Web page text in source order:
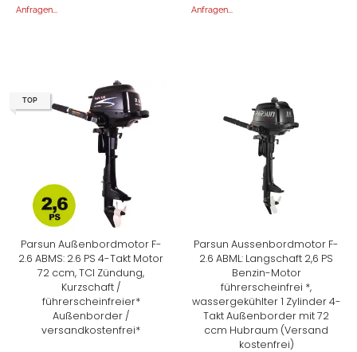
Anfragen...
Anfragen...
TOP
Parsun Außenbordmotor F-
2.6 ABMS: 2.6 PS 4-Takt Motor
72 ccm, TCI Zündung,
Kurzschaft /
führerscheinfreier*
Außenborder /
versandkostenfrei*
Parsun Aussenbordmotor F-
2.6 ABML: Langschaft 2,6 PS
Benzin-Motor
führerscheinfrei *,
wassergekühlter 1 Zylinder 4-
Takt Außenborder mit 72
ccm Hubraum (Versand
kostenfrei)